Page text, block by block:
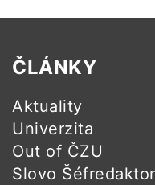
ČLÁNKY
Aktuality
Univerzita
Out of ČZU
Slovo